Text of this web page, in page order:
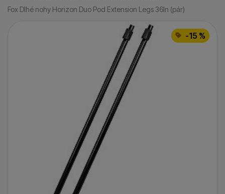
Fox Dlhé nohy Horizon Duo Pod Extension Legs 36In (pár)
-15 %